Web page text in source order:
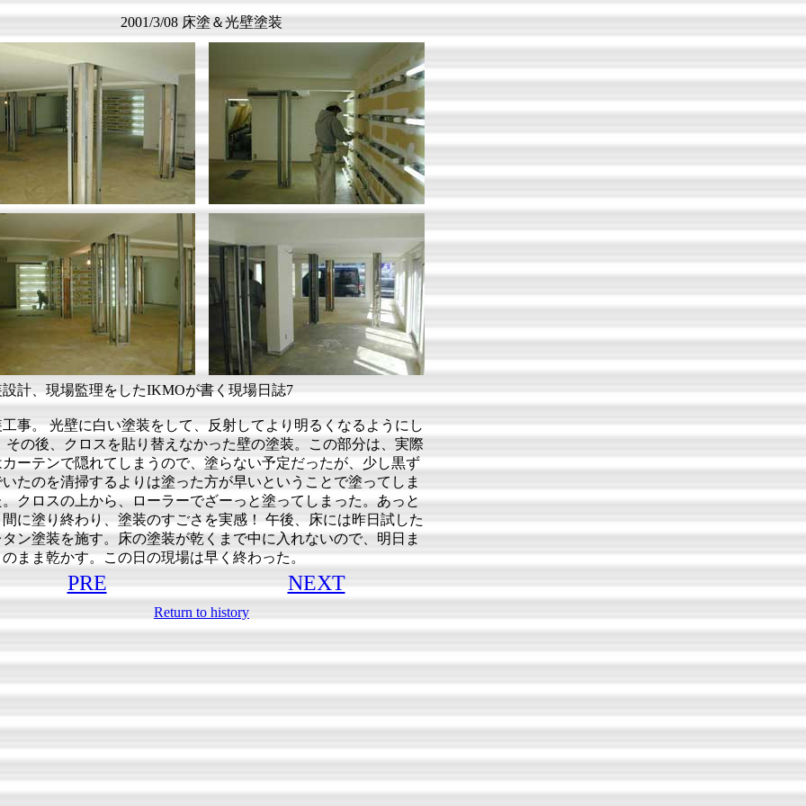
2001/3/08 床塗＆光壁塗装
計、現場監理をしたIKMOが書く現場日誌7
事。 光壁に白い塗装をして、反射してより明るくなるようにし
その後、クロスを貼り替えなかった壁の塗装。この部分は、実際
ーテンで隠れてしまうので、塗らない予定だったが、少し黒ず
たのを清掃するよりは塗った方が早いということで塗ってしま
クロスの上から、ローラーでざーっと塗ってしまった。あっと
に塗り終わり、塗装のすごさを実感！ 午後、床には昨日試した
ン塗装を施す。床の塗装が乾くまで中に入れないので、明日ま
まま乾かす。この日の現場は早く終わった。
PRE NEXT
Return to history